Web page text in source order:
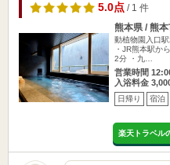
5.0点/ 1 件
熊本県 / 熊
動植物園入口
・JR熊本駅か
2分 ・九…
営業時間
入浴料金
日帰り 宿泊
楽天トラベル